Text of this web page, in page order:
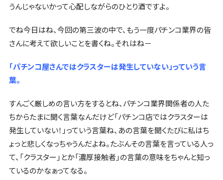
うんじゃないかって心配しながらのひとり酒ですよ。
でね今日はね、今回の第三波の中で、もう一度パチンコ業界の皆
さんに考えて欲しいことを書くね。それはね－
「パチンコ屋さんではクラスターは発生していない」っていう言
葉。
すんごく厳しめの言い方をするとね、パチンコ業界関係者の人た
ちからたまに聞く言葉なんだけど「パチンコ店ではクラスターは
発生していない！」っていう言葉ね、あの言葉を聞くたびに私はち
ょっと悲しくなっちゃうんだよね。たぶんその言葉を言っている人っ
て、「クラスター」とか「濃厚接触者」の言葉の意味をちゃんと知っ
ているのかなぁってなる。